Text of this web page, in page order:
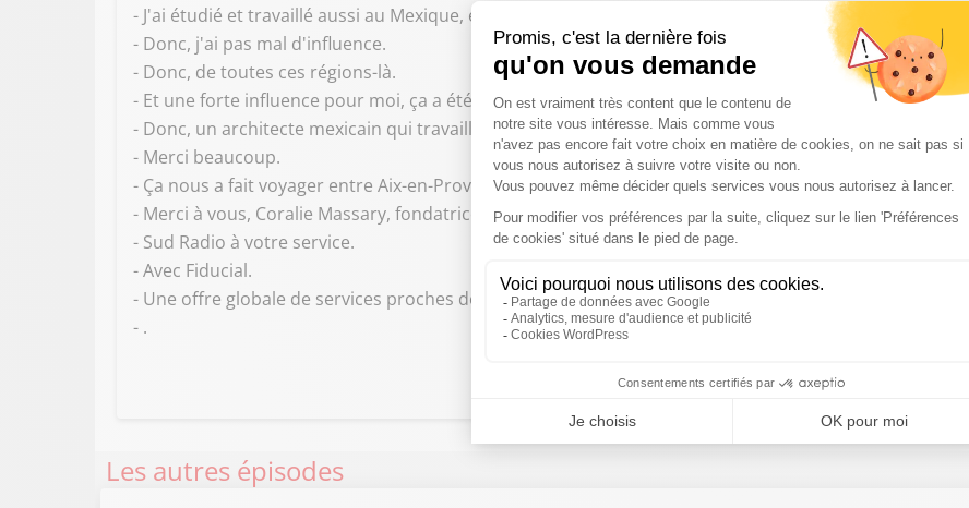
- J'ai étudié et travaillé aussi au Mexique, en Australie et en Indonésie.
- Donc, j'ai pas mal d'influence.
- Donc, de toutes ces régions-là.
- Et une forte influence pour moi, ça a été l'architecture de la lumière, comme fait Louis Barragan.
- Donc, un architecte mexicain qui travaille les couleurs, les matières et la lumière naturelle.
- Merci beaucoup.
- Ça nous a fait voyager entre Aix-en-Provence, le Mexique, l'Australie, l'Indonésie.
- Merci à vous, Coralie Massary, fondatrice et présidente de la société Massary & Co, architecte à Aix-
- Sud Radio à votre service.
- Avec Fiducial.
- Une offre globale de services proches des entreprises.
- .
Les autres épisodes